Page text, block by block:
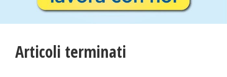
Articoli terminati